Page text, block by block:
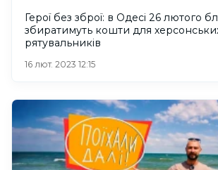
Герої без зброї: в Одесі 26 лютого
збиратимуть кошти для
рятувальників
16 лют. 2023 12:15